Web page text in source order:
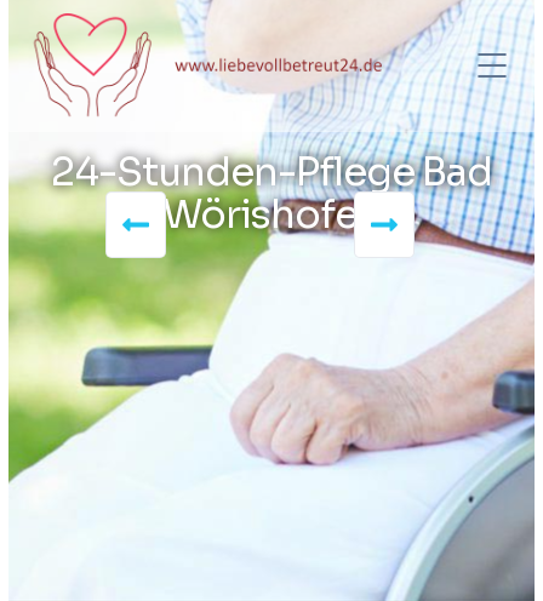
24-Stunden-Pflege Bad
Wörishofen